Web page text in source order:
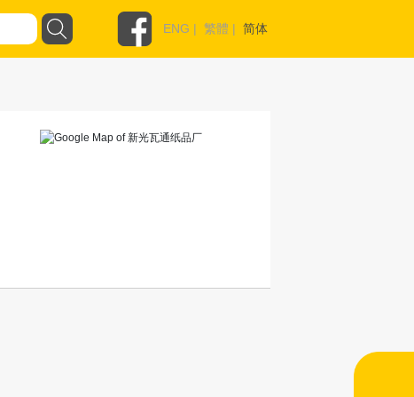
ENG | 繁體 | 简体